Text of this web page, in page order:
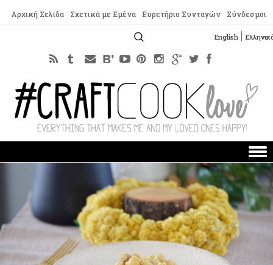
Αρχική Σελίδα Σχετικά με Εμένα Ευρετήριο Συνταγών Σύνδεσμοι
Αναζήτηση
English